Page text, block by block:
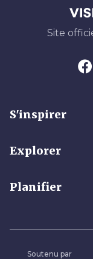
Site
S'inspirer
Explorer
Planifier
Soutenu par